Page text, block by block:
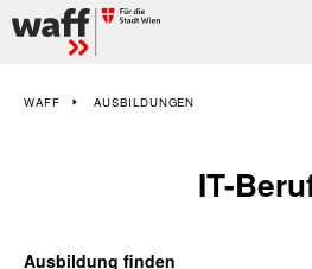
WAFF AUSBILDUNGEN
IT-
Ausbildung finden